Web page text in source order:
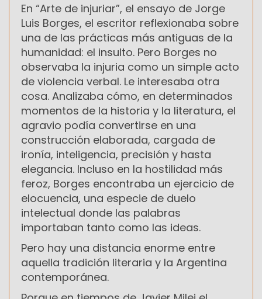
En “Arte de injuriar”, el ensayo de Jorge
Luis Borges, el escritor reflexionaba sobre
una de las prácticas más antiguas de la
humanidad: el insulto. Pero Borges no
observaba la injuria como un simple acto
de violencia verbal. Le interesaba otra
cosa. Analizaba cómo, en determinados
momentos de la historia y la literatura, el
agravio podía convertirse en una
construcción elaborada, cargada de
ironía, inteligencia, precisión y hasta
elegancia. Incluso en la hostilidad más
feroz, Borges encontraba un ejercicio de
elocuencia, una especie de duelo
intelectual donde las palabras
importaban tanto como las ideas.
Pero hay una distancia enorme entre
aquella tradición literaria y la Argentina
contemporánea.